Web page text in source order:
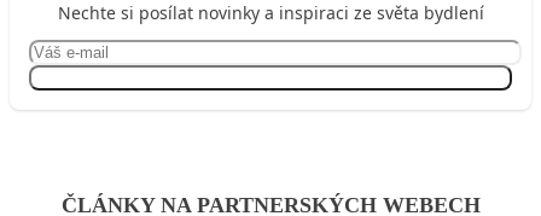
Nechte si posílat novinky a inspiraci ze světa bydlení
ČLÁNKY NA PARTNERSKÝCH WEBECH